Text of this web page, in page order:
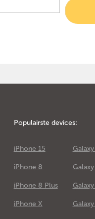
Populairste devices:
iPhone 15
iPhone 8
iPhone 8 Plus
iPhone X